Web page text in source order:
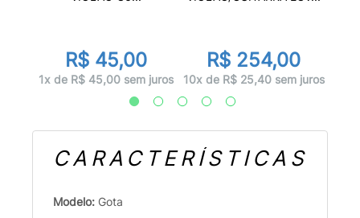
R$ 45,00
1x de R$ 45,00 sem juros
R$ 254,00
10x de R$ 25,40 sem juros
CARACTERÍSTICAS
Modelo: Gota